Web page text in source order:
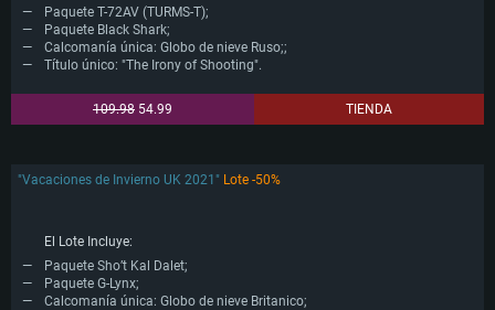
Paquete T-72AV (TURMS-T);
Paquete Black Shark;
Calcomanía única: Globo de nieve Ruso;;
Título único: "The Irony of Shooting".
109.98 54.99 TIENDA
"Vacaciones de Invierno UK 2021" Lote -50%
El Lote Incluye:
Paquete Sho’t Kal Dalet;
Paquete G-Lynx;
Calcomanía única: Globo de nieve Britanico;